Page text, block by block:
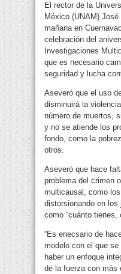
El rector de la
México (UNAM)
mañana en
celebración del
Investigaciones
que es necesario
seguridad y lucha
Aseveró que el uso
disminuirá la
número de muertos,
y no se atiende los
fondo, como la
otros.
Aseveró que hace
problema del crimen
multicausal, como
distorsionando en
como “cuánto tienes,
“Es enecsario de
modelo con el que
haber un enfoque
de la fuerza con más